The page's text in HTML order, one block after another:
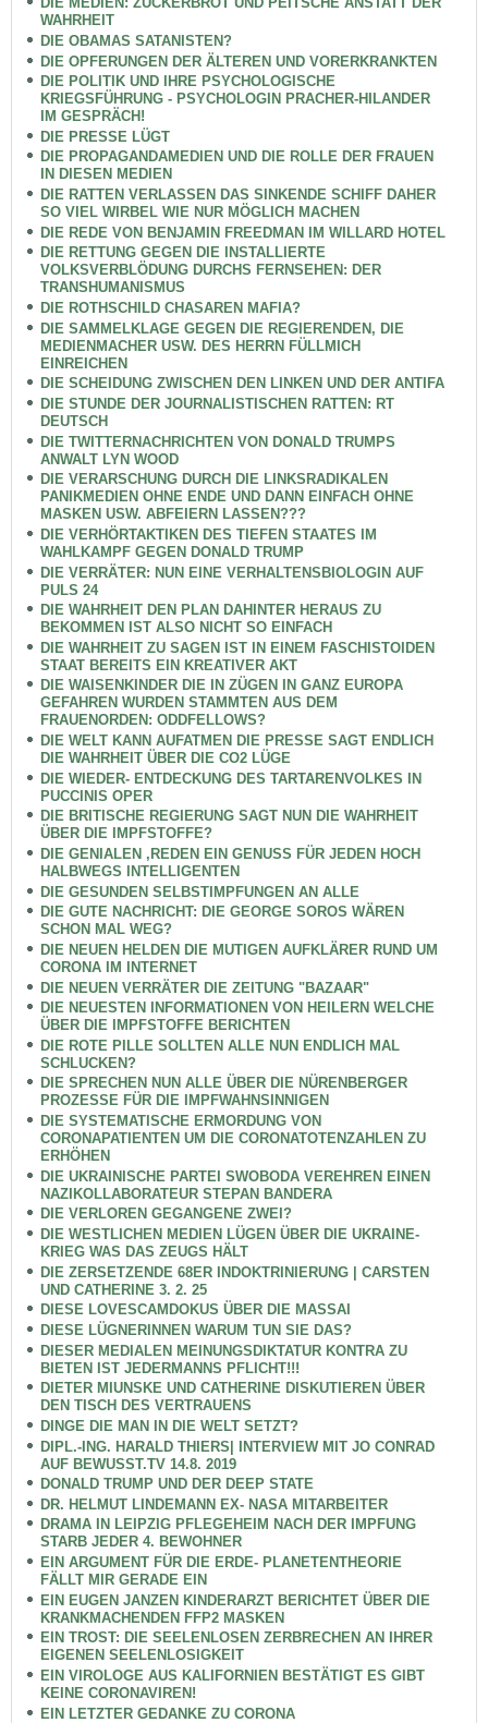
WAHRHEIT
DIE OBAMAS SATANISTEN?
DIE OPFERUNGEN DER ÄLTEREN UND VORERKRANKTEN
DIE POLITIK UND IHRE PSYCHOLOGISCHE
KRIEGSFÜHRUNG - PSYCHOLOGIN PRACHER-HILANDER
IM GESPRÄCH!
DIE PRESSE LÜGT
DIE PROPAGANDAMEDIEN UND DIE ROLLE DER FRAUEN
IN DIESEN MEDIEN
DIE RATTEN VERLASSEN DAS SINKENDE SCHIFF DAHER
SO VIEL WIRBEL WIE NUR MÖGLICH MACHEN
DIE REDE VON BENJAMIN FREEDMAN IM WILLARD HOTEL
DIE RETTUNG GEGEN DIE INSTALLIERTE
VOLKSVERBLÖDUNG DURCHS FERNSEHEN: DER
TRANSHUMANISMUS
DIE ROTHSCHILD CHASAREN MAFIA?
DIE SAMMELKLAGE GEGEN DIE REGIERENDEN, DIE
MEDIENMACHER USW. DES HERRN FÜLLMICH
EINREICHEN
DIE SCHEIDUNG ZWISCHEN DEN LINKEN UND DER ANTIFA
DIE STUNDE DER JOURNALISTISCHEN RATTEN: RT
DEUTSCH
DIE TWITTERNACHRICHTEN VON DONALD TRUMPS
ANWALT LYN WOOD
DIE VERARSCHUNG DURCH DIE LINKSRADIKALEN
PANIKMEDIEN OHNE ENDE UND DANN EINFACH OHNE
MASKEN USW. ABFEIERN LASSEN???
DIE VERHÖRTAKTIKEN DES TIEFEN STAATES IM
WAHLKAMPF GEGEN DONALD TRUMP
DIE VERRÄTER: NUN EINE VERHALTENSBIOLOGIN AUF
PULS 24
DIE WAHRHEIT DEN PLAN DAHINTER HERAUS ZU
BEKOMMEN IST ALSO NICHT SO EINFACH
DIE WAHRHEIT ZU SAGEN IST IN EINEM FASCHISTOIDEN
STAAT BEREITS EIN KREATIVER AKT
DIE WAISENKINDER DIE IN ZÜGEN IN GANZ EUROPA
GEFAHREN WURDEN STAMMTEN AUS DEM
FRAUENORDEN: ODDFELLOWS?
DIE WELT KANN AUFATMEN DIE PRESSE SAGT ENDLICH
DIE WAHRHEIT ÜBER DIE CO2 LÜGE
DIE WIEDER- ENTDECKUNG DES TARTARENVOLKES IN
PUCCINIS OPER
DIE BRITISCHE REGIERUNG SAGT NUN DIE WAHRHEIT
ÜBER DIE IMPFSTOFFE?
DIE GENIALEN ,REDEN EIN GENUSS FÜR JEDEN HOCH
HALBWEGS INTELLIGENTEN
DIE GESUNDEN SELBSTIMPFUNGEN AN ALLE
DIE GUTE NACHRICHT: DIE GEORGE SOROS WÄREN
SCHON MAL WEG?
DIE NEUEN HELDEN DIE MUTIGEN AUFKLÄRER RUND UM
CORONA IM INTERNET
DIE NEUEN VERRÄTER DIE ZEITUNG "BAZAAR"
DIE NEUESTEN INFORMATIONEN VON HEILERN WELCHE
ÜBER DIE IMPFSTOFFE BERICHTEN
DIE ROTE PILLE SOLLTEN ALLE NUN ENDLICH MAL
SCHLUCKEN?
DIE SPRECHEN NUN ALLE ÜBER DIE NÜRENBERGER
PROZESSE FÜR DIE IMPFWAHNSINNIGEN
DIE SYSTEMATISCHE ERMORDUNG VON
CORONAPATIENTEN UM DIE CORONATOTENZAHLEN ZU
ERHÖHEN
DIE UKRAINISCHE PARTEI SWOBODA VEREHREN EINEN
NAZIKOLLABORATEUR STEPAN BANDERA
DIE VERLOREN GEGANGENE ZWEI?
DIE WESTLICHEN MEDIEN LÜGEN ÜBER DIE UKRAINE-
KRIEG WAS DAS ZEUGS HÄLT
DIE ZERSETZENDE 68ER INDOKTRINIERUNG | CARSTEN
UND CATHERINE 3. 2. 25
DIESE LOVESCAMDOKUS ÜBER DIE MASSAI
DIESE LÜGNERINNEN WARUM TUN SIE DAS?
DIESER MEDIALEN MEINUNGSDIKTATUR KONTRA ZU
BIETEN IST JEDERMANNS PFLICHT!!!
DIETER MIUNSKE UND CATHERINE DISKUTIEREN ÜBER
DEN TISCH DES VERTRAUENS
DINGE DIE MAN IN DIE WELT SETZT?
DIPL.-ING. HARALD THIERS| INTERVIEW MIT JO CONRAD
AUF BEWUSST.TV 14.8. 2019
DONALD TRUMP UND DER DEEP STATE
DR. HELMUT LINDEMANN EX- NASA MITARBEITER
DRAMA IN LEIPZIG PFLEGEHEIM NACH DER IMPFUNG
STARB JEDER 4. BEWOHNER
EIN ARGUMENT FÜR DIE ERDE- PLANETENTHEORIE
FÄLLT MIR GERADE EIN
EIN EUGEN JANZEN KINDERARZT BERICHTET ÜBER DIE
KRANKMACHENDEN FFP2 MASKEN
EIN TROST: DIE SEELENLOSEN ZERBRECHEN AN IHRER
EIGENEN SEELENLOSIGKEIT
EIN VIROLOGE AUS KALIFORNIEN BESTÄTIGT ES GIBT
KEINE CORONAVIREN!
EIN LETZTER GEDANKE ZU CORONA